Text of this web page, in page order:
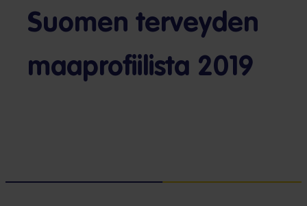
Suomen terveyden
maaprofiilista 2019